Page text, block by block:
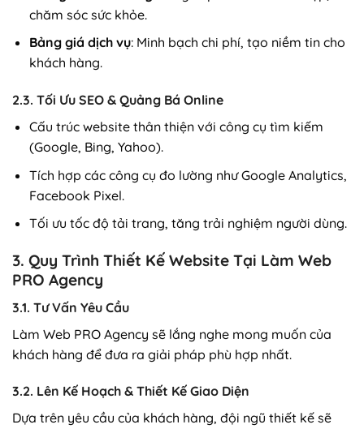
chăm sóc sức khỏe.
Bảng giá dịch vụ: Minh bạch chi phí, tạo niềm tin cho
khách hàng.
2.3. Tối Ưu SEO & Quảng Bá Online
Cấu trúc website thân thiện với công cụ tìm kiếm
(Google, Bing, Yahoo).
Tích hợp các công cụ đo lường như Google Analytics,
Facebook Pixel.
Tối ưu tốc độ tải trang, tăng trải nghiệm người dùng.
3. Quy Trình Thiết Kế Website Tại Làm Web
PRO Agency
3.1. Tư Vấn Yêu Cầu
Làm Web PRO Agency sẽ lắng nghe mong muốn của
khách hàng để đưa ra giải pháp phù hợp nhất.
3.2. Lên Kế Hoạch & Thiết Kế Giao Diện
Dựa trên yêu cầu của khách hàng, đội ngũ thiết kế sẽ